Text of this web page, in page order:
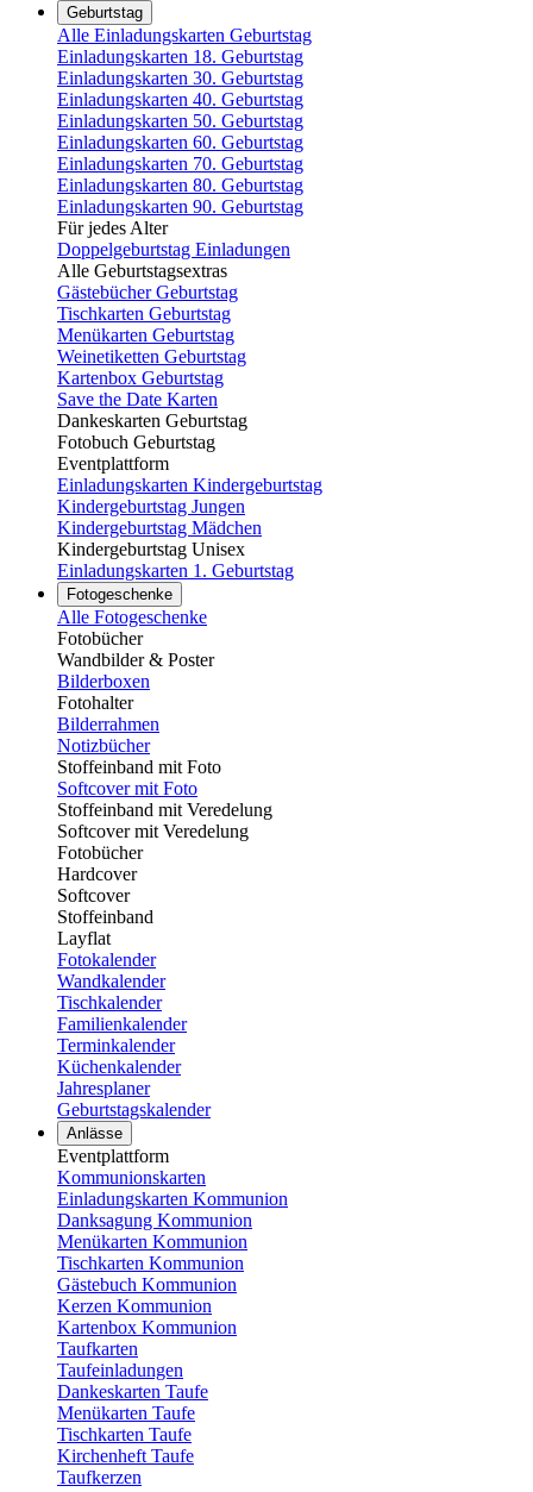
Geburtstag
Alle Einladungskarten Geburtstag
Einladungskarten 18. Geburtstag
Einladungskarten 30. Geburtstag
Einladungskarten 40. Geburtstag
Einladungskarten 50. Geburtstag
Einladungskarten 60. Geburtstag
Einladungskarten 70. Geburtstag
Einladungskarten 80. Geburtstag
Einladungskarten 90. Geburtstag
Für jedes Alter
Doppelgeburtstag Einladungen
Alle Geburtstagsextras
Gästebücher Geburtstag
Tischkarten Geburtstag
Menükarten Geburtstag
Weinetiketten Geburtstag
Kartenbox Geburtstag
Save the Date Karten
Dankeskarten Geburtstag
Fotobuch Geburtstag
Eventplattform
Einladungskarten Kindergeburtstag
Kindergeburtstag Jungen
Kindergeburtstag Mädchen
Kindergeburtstag Unisex
Einladungskarten 1. Geburtstag
Fotogeschenke
Alle Fotogeschenke
Fotobücher
Wandbilder & Poster
Bilderboxen
Fotohalter
Bilderrahmen
Notizbücher
Stoffeinband mit Foto
Softcover mit Foto
Stoffeinband mit Veredelung
Softcover mit Veredelung
Fotobücher
Hardcover
Softcover
Stoffeinband
Layflat
Fotokalender
Wandkalender
Tischkalender
Familienkalender
Terminkalender
Küchenkalender
Jahresplaner
Geburtstagskalender
Anlässe
Eventplattform
Kommunionskarten
Einladungskarten Kommunion
Danksagung Kommunion
Menükarten Kommunion
Tischkarten Kommunion
Gästebuch Kommunion
Kerzen Kommunion
Kartenbox Kommunion
Taufkarten
Taufeinladungen
Dankeskarten Taufe
Menükarten Taufe
Tischkarten Taufe
Kirchenheft Taufe
Taufkerzen